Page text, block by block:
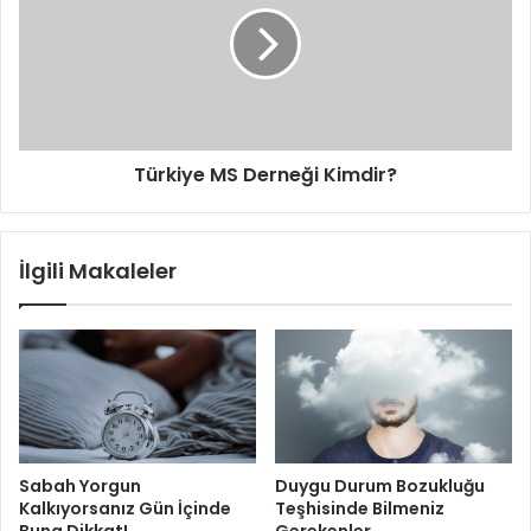
Geri Dönüşü Olmayan Sorunlar
Türkiye MS Derneği Kimdir?
İlgili Makaleler
Sabah Yorgun
Kalkıyorsanız Gün İçinde
Duygu Durum Bozukluğu
Teşhisinde Bilmeniz